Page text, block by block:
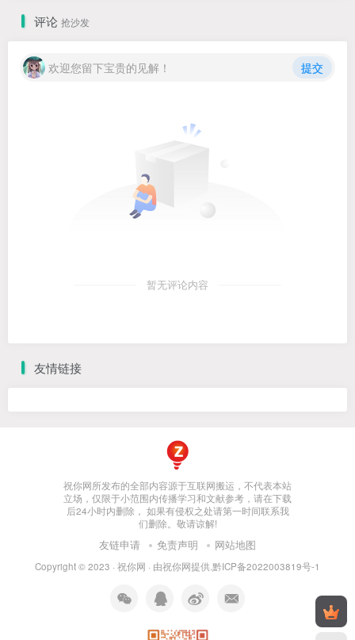
评论 抢沙发
欢迎您留下宝贵的见解！ 提交
暂无评论内容
友情链接
祝你网所发布的全部内容源于互联网搬运，不代表本站
立场，仅限于小范围内传播学习和文献参考，请在下载
后24小时内删除， 如果有侵权之处请第一时间联系我
们删除。敬请谅解!
友链申请 免责声明 网站地图
Copyright © 2023 · 祝你网 · 由祝你网提供.黔ICP备2022003819号-1